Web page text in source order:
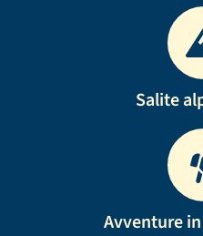
Salite
Avventure